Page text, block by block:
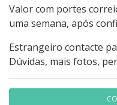
Valor com portes
uma semana, após
Estrangeiro contacte
Dúvidas, mais fotos,